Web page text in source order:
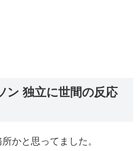
ン 独立に世間の反応
かと思ってました。